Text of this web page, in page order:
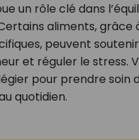
un rôle clé dans
aliments, grâce
peuvent
et réguler le stress.
pour prendre soin
quotidien.